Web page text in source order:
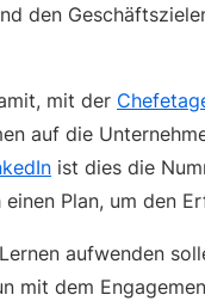
den
mit der
auf die
ist dies die
Plan, um den
aufwenden
mit dem